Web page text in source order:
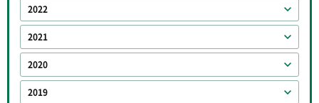
2022
2021
2020
2019